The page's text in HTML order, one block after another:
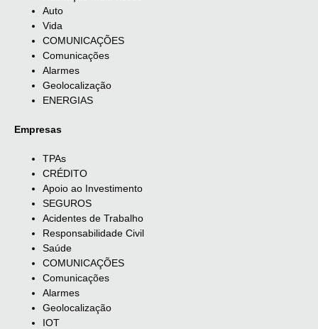
Auto
Vida
COMUNICAÇÕES
Comunicações
Alarmes
Geolocalização
ENERGIAS
Empresas
TPAs
CRÉDITO
Apoio ao Investimento
SEGUROS
Acidentes de Trabalho
Responsabilidade Civil
Saúde
COMUNICAÇÕES
Comunicações
Alarmes
Geolocalização
IOT